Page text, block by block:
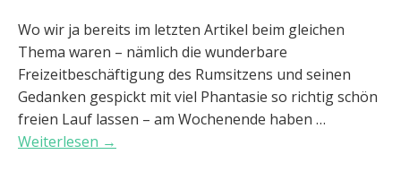
Wo wir ja bereits im letzten Artikel beim gleichen
Thema waren – nämlich die wunderbare
Freizeitbeschäftigung des Rumsitzens und seinen
Gedanken gespickt mit viel Phantasie so richtig schön
freien Lauf lassen – am Wochenende haben …
Weiterlesen →